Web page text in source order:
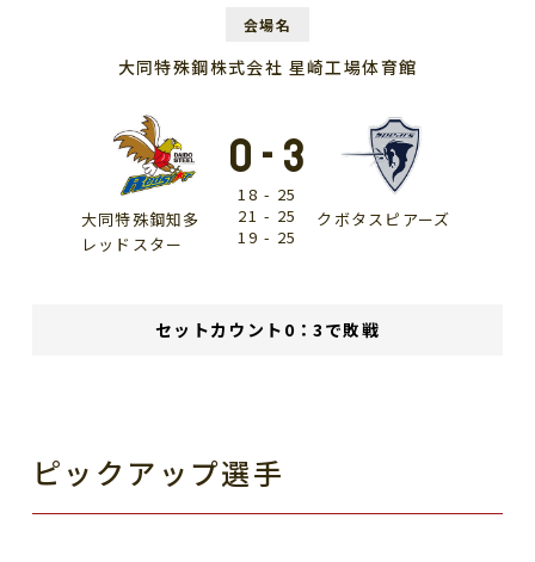
会場名
大同特殊鋼株式会社 星崎工場体育館
大同特殊鋼知多
レッドスター
0-3
18 - 25
21 - 25
19 - 25
クボタスピアーズ
セットカウント0：3で敗戦
ピックアップ選手